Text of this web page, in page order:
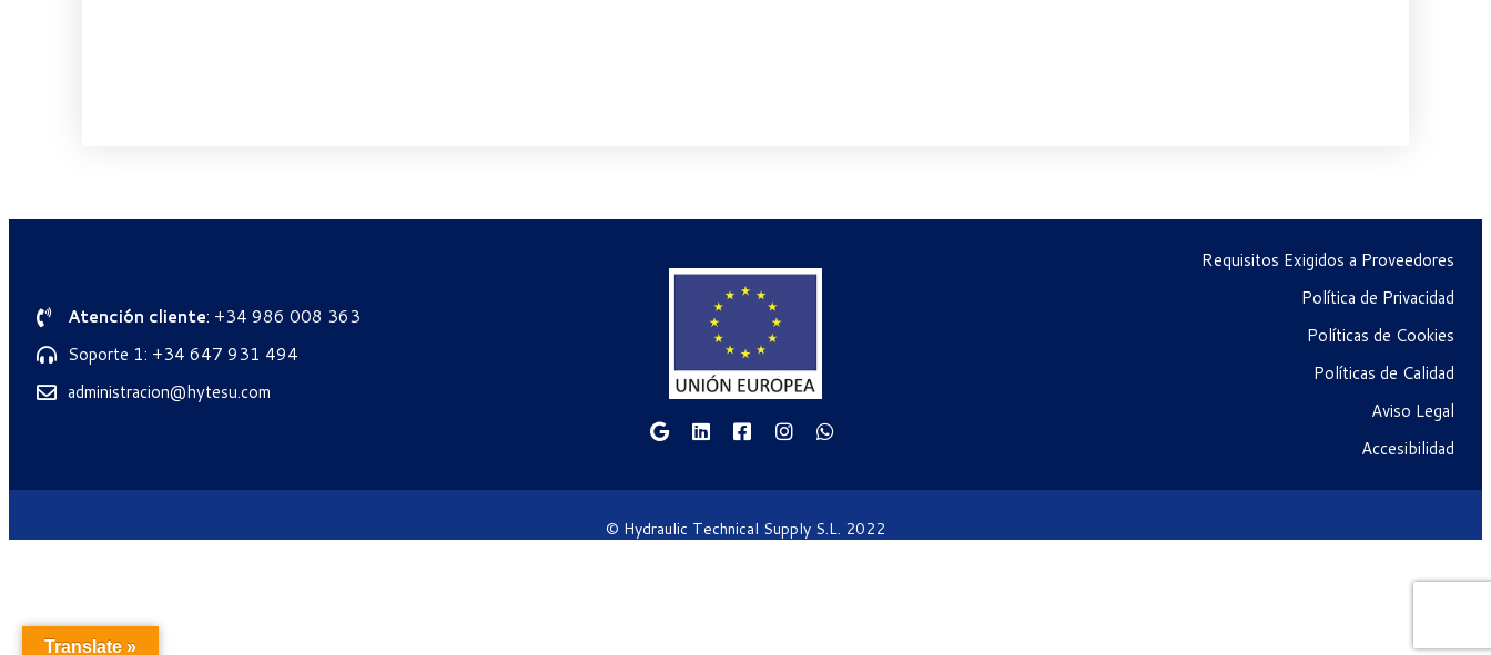
Atención cliente: +34 986 008 363
Soporte 1: +34 647 931 494
administracion@hytesu.com
Requisitos Exigidos a Proveedores
Política de Privacidad
Políticas de Cookies
Políticas de Calidad
Aviso Legal
Accesibilidad
© Hydraulic Technical Supply S.L. 2022
Translate »